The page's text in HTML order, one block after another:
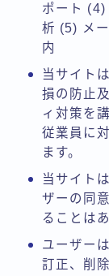
ポート (4)
析 (5) メ
内
当サイト
損の防止
ィ対策を
従業員に
ます。
当サイト
ザーの同
ることは
ユーザー
訂正、削